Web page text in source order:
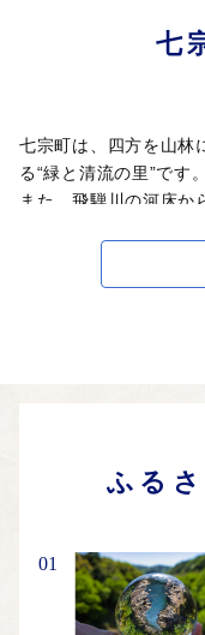
七
七宗町は、四方を山林
る“緑と清流の里”です。
また、飛騨川の河床か
飛騨木曽川国定公園
七宗町からは、町の
や、清流で採れた川魚
ふる
01